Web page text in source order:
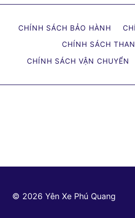
CHÍNH SÁCH BẢO HÀNH
CHÍNH SÁCH
CHÍNH SÁCH VẬN CHUYỂN
© 2026 Yên Xe Phú Quang